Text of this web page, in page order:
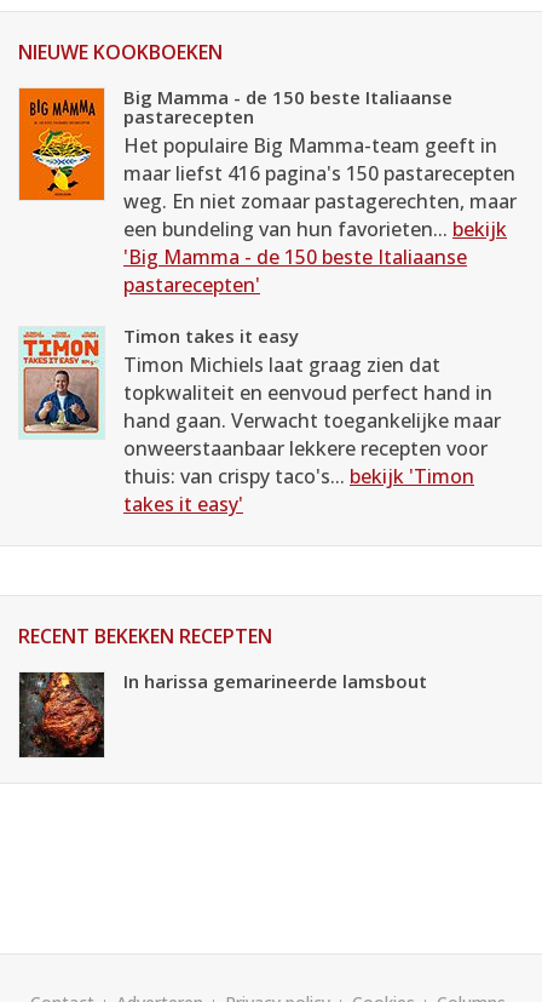
NIEUWE KOOKBOEKEN
Big Mamma - de 150 beste Italiaanse
pastarecepten
Het populaire Big Mamma-team geeft in
maar liefst 416 pagina's 150 pastarecepten
weg. En niet zomaar pastagerechten, maar
een bundeling van hun favorieten... bekijk
'Big Mamma - de 150 beste Italiaanse
pastarecepten'
Timon takes it easy
Timon Michiels laat graag zien dat
topkwaliteit en eenvoud perfect hand in
hand gaan. Verwacht toegankelijke maar
onweerstaanbaar lekkere recepten voor
thuis: van crispy taco's... bekijk 'Timon
takes it easy'
RECENT BEKEKEN RECEPTEN
In harissa gemarineerde lamsbout